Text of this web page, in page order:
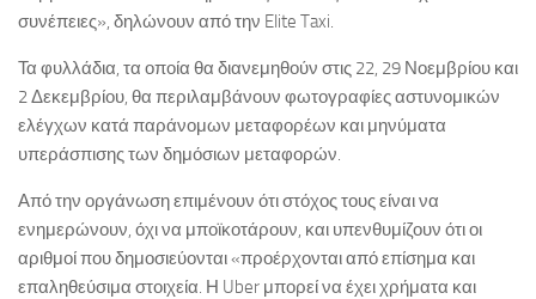
συνέπειες», δηλώνουν από την Elite Taxi.
Τα φυλλάδια, τα οποία θα διανεμηθούν στις 22, 29 Νοεμβρίου και
2 Δεκεμβρίου, θα περιλαμβάνουν φωτογραφίες αστυνομικών
ελέγχων κατά παράνομων μεταφορέων και μηνύματα
υπεράσπισης των δημόσιων μεταφορών.
Από την οργάνωση επιμένουν ότι στόχος τους είναι να
ενημερώνουν, όχι να μποϊκοτάρουν, και υπενθυμίζουν ότι οι
αριθμοί που δημοσιεύονται «προέρχονται από επίσημα και
επαληθεύσιμα στοιχεία. Η Uber μπορεί να έχει χρήματα και